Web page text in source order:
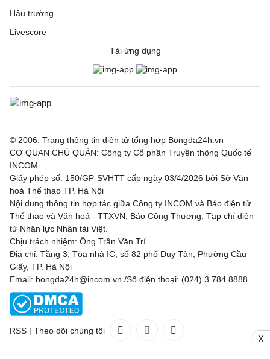
Hậu trường
Livescore
Tải ứng dụng
© 2006. Trang thông tin điện tử tổng hợp Bongda24h.vn
CƠ QUAN CHỦ QUẢN: Công ty Cổ phần Truyền thông Quốc tế
INCOM
Giấy phép số: 150/GP-SVHTT cấp ngày 03/4/2026 bởi Sở Văn
hoá Thể thao TP. Hà Nội
Nội dung thông tin hợp tác giữa Công ty INCOM và Báo điện tử
Thể thao và Văn hoá - TTXVN, Báo Công Thương, Tạp chí điện
tử Nhân lực Nhân tài Việt.
Chịu trách nhiệm: Ông Trần Văn Trí
Địa chỉ: Tầng 3, Tòa nhà IC, số 82 phố Duy Tân, Phường Cầu
Giấy, TP. Hà Nội
Email: bongda24h@incom.vn /Số điện thoại: (024) 3.784 8888
RSS | Theo dõi chúng tôi
X